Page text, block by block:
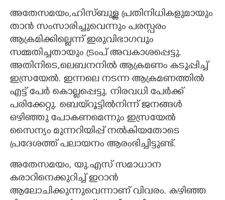
അതേസമയം,ഹിസ്ബുള്ള പ്രതിനിധികളുമായും
താൻ സംസാരിച്ചുവെന്നും പരസ്പരം
ആക്രമിക്കില്ലെന്ന് ഇരുവിഭാഗവും
സമ്മതിച്ചതായും ട്രംപ് അവകാശപ്പെട്ടു.
അതിനിടെ,ലെബനനിൽ ആക്രമണം കടുപ്പിച്ച്
ഇസ്രയേൽ. ഇന്നലെ നടന്ന ആക്രമണത്തിൽ
എട്ട് പേർ കൊല്ലപ്പെട്ടു. നിരവധി പേർ‌ക്ക്
പരിക്കേറ്റു. ബെയ്റൂട്ടിൽനിന്ന് ജനങ്ങൾ
ഒഴിഞ്ഞു പോകണമെന്നും ഇസ്രയേൽ
സൈന്യം മുന്നറിയിപ്പ് നൽകിയതോടെ
പ്രദേശത്ത് പലായനം ആരംഭിച്ചിട്ടുണ്ട്.
അതേസമയം, യു.എസ് സമാധാന
കരാറിനെക്കുറിച്ച് ഇറാൻ
ആലോചിക്കുന്നുവെന്നാണ് വിവരം. കഴിഞ്ഞ